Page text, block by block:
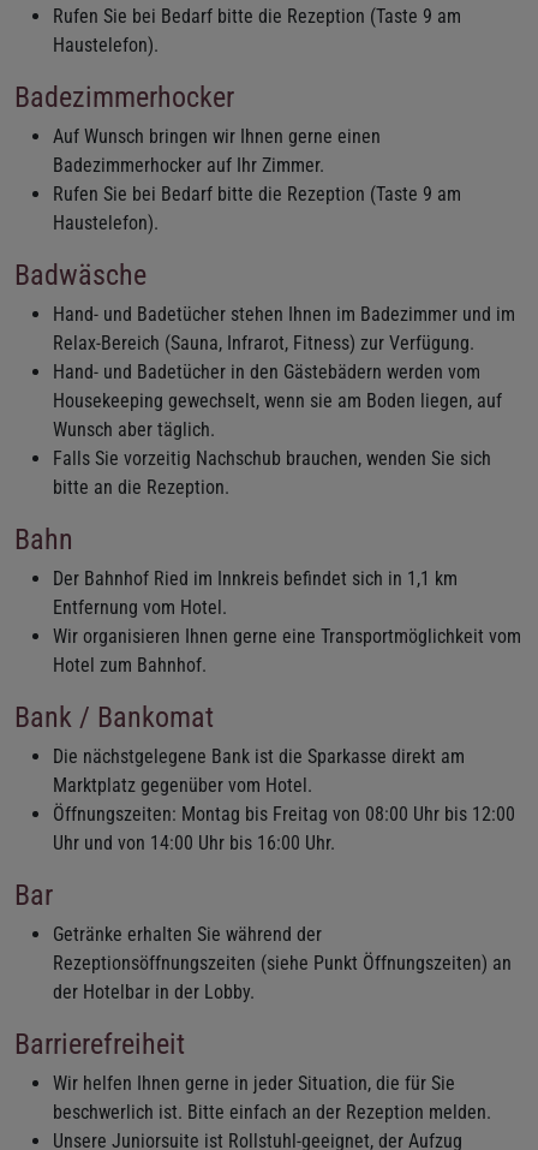
Rufen Sie bei Bedarf bitte die Rezeption (Taste 9 am
Haustelefon).
Badezimmerhocker
Auf Wunsch bringen wir Ihnen gerne einen
Badezimmerhocker auf Ihr Zimmer.
Rufen Sie bei Bedarf bitte die Rezeption (Taste 9 am
Haustelefon).
Badwäsche
Hand- und Badetücher stehen Ihnen im Badezimmer und im
Relax-Bereich (Sauna, Infrarot, Fitness) zur Verfügung.
Hand- und Badetücher in den Gästebädern werden vom
Housekeeping gewechselt, wenn sie am Boden liegen, auf
Wunsch aber täglich.
Falls Sie vorzeitig Nachschub brauchen, wenden Sie sich
bitte an die Rezeption.
Bahn
Der Bahnhof Ried im Innkreis befindet sich in 1,1 km
Entfernung vom Hotel.
Wir organisieren Ihnen gerne eine Transportmöglichkeit vom
Hotel zum Bahnhof.
Bank / Bankomat
Die nächstgelegene Bank ist die Sparkasse direkt am
Marktplatz gegenüber vom Hotel.
Öffnungszeiten: Montag bis Freitag von 08:00 Uhr bis 12:00
Uhr und von 14:00 Uhr bis 16:00 Uhr.
Bar
Getränke erhalten Sie während der
Rezeptionsöffnungszeiten (siehe Punkt Öffnungszeiten) an
der Hotelbar in der Lobby.
Barrierefreiheit
Wir helfen Ihnen gerne in jeder Situation, die für Sie
beschwerlich ist. Bitte einfach an der Rezeption melden.
Unsere Juniorsuite ist Rollstuhl-geeignet, der Aufzug